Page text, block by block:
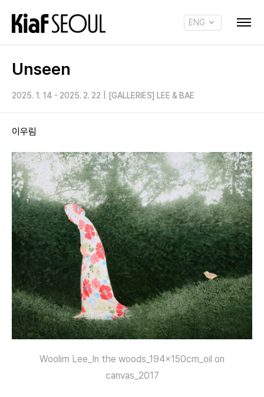
ENG
Unseen
2025. 1. 14 - 2025. 2. 22 [GALLERIES] LEE & BAE
이우림
Woolim Lee_In the woods_194x150cm_oil on
canvas_2017